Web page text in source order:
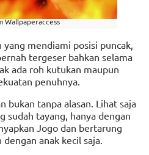
Wallpaperaccess
yang mendiami posisi puncak,
tergeser bahkan selama
ada roh kutukan maupun
penuhnya.
bukan tanpa alasan. Lihat saja
sudah tayang, hanya dengan
Jogo dan bertarung
anak kecil saja.